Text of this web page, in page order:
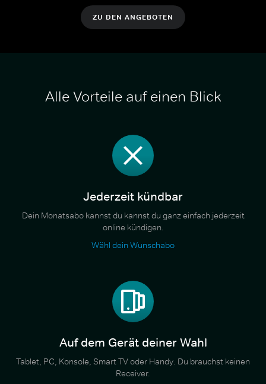
ZU DEN ANGEBOTEN
Alle Vorteile auf einen Blick
Jederzeit kündbar
Dein Monatsabo kannst du kannst du ganz einfach jederzeit
online kündigen.
Wähl dein Wunschabo
Auf dem Gerät deiner Wahl
Tablet, PC, Konsole, Smart TV oder Handy. Du brauchst keinen
Receiver.